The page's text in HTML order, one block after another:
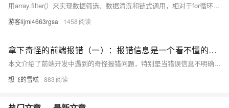
用array.filter(）来实现数据筛选、数据清洗和链式调用，相对于for循环更加清晰，语义化强，能显著提升代码的可读性和可维护性。博客不应该只有代码和解决方案，重点应该在于给出解决方案的同时分享思维模式，只有思维才能可持续地解决问题，只有思维才是真正值得学习和分享的核心要素。如果这篇博客能给您带来一点帮助，麻烦您点个赞支持一下，还可以收藏起来以备不时之需，有疑问和错误欢迎在评论区指出~
游客lijmi4663rgsa 1458
拿下奇怪的前端报错（一）：报错信息是一个看不懂的数字数组Buffer(475) [Uint8Array]，让AI大模型帮忙解析
本文介绍了前端开发中遇到的奇怪报错问题，特别是当错误信息不明确时的处理方法。作者分享了自己通过还原代码、试错等方式解决问题的经验，并以一个Vue3+TypeScript项目的构建失败为例，详细解析了如何从错误信息中定位问题，最终通过解读错误信息中的ASCII码找到了具体的错误文件。文章强调了基础知识的重要性，并鼓励读者遇到类似问题时不要慌张，耐心分析。
想飞的雪糕 883